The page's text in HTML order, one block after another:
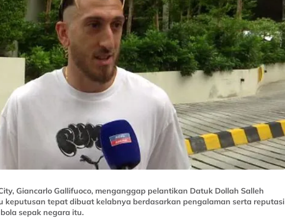
Malaysia #Liga A1 Semi-Pro
Giancarlo Gallifuoco, menganggap pelantikan Datuk Dollah Salleh
keputusan tepat dibuat kelabnya berdasarkan pengalaman serta reputasi
sepak negara itu.